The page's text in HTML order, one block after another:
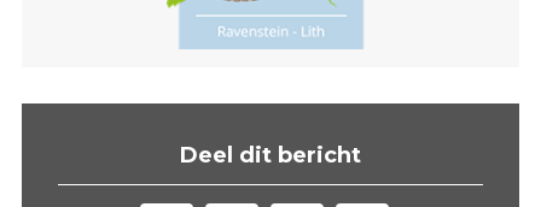
e
Deel dit bericht